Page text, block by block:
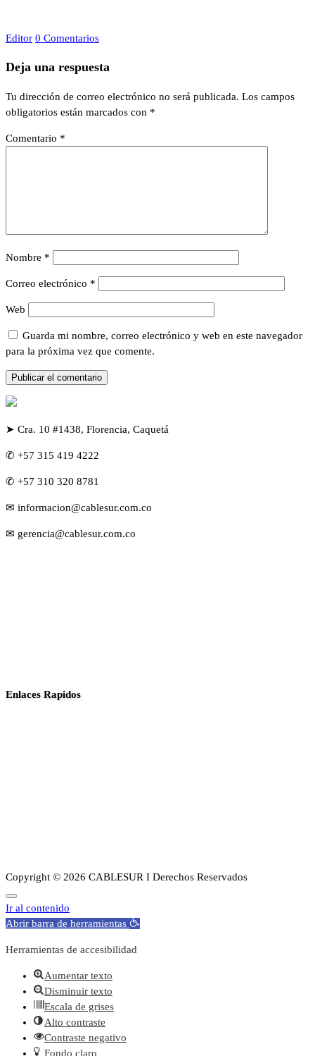
Editor 0 Comentarios
Deja una respuesta
Tu dirección de correo electrónico no será publicada. Los campos
obligatorios están marcados con *
Comentario *
Nombre *
Correo electrónico *
Web
Guarda mi nombre, correo electrónico y web en este navegador
para la próxima vez que comente.
➤ Cra. 10 #1438, Florencia, Caquetá
✆ +57 315 419 4222
✆ +57 310 320 8781
✉ informacion@cablesur.com.co
✉ gerencia@cablesur.com.co
Enlaces Rapidos
Copyright © 2026 CABLESUR I Derechos Reservados
Ir al contenido
Abrir barra de herramientas
Herramientas de accesibilidad
Aumentar texto
Disminuir texto
Escala de grises
Alto contraste
Contraste negativo
Fondo claro